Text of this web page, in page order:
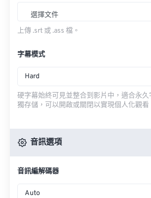
選擇文件
上傳 .srt 或 .ass 檔。
字幕模式
Hard
硬字幕始終可見並整合到影片中，適合永
獨存儲，可以開啟或關閉以實現個人化觀看
音訊選項
音訊編解碼器
Auto